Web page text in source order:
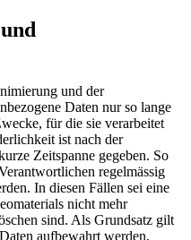
und der
Daten nur so lange
für die sie verarbeitet
ist nach der
Zeitspanne gegeben. So
regelmässig
In diesen Fällen sei eine
nicht mehr
sind. Als Grundsatz gilt
aufbewahrt werden,